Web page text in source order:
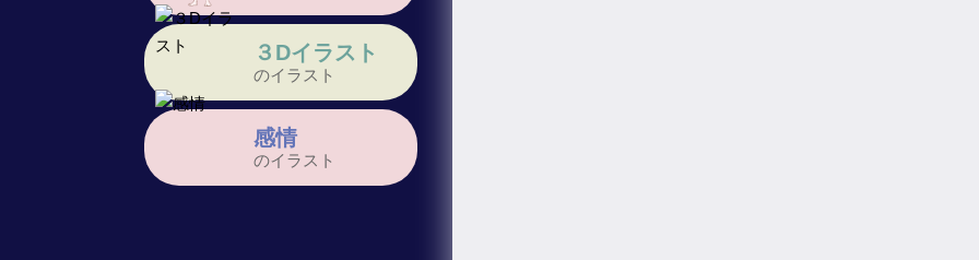
３Dイラスト
のイラスト
感情
のイラスト